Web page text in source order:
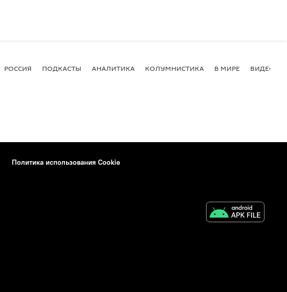
РОССИЯ ПОДКАСТЫ АНАЛИТИКА КОЛУМНИСТИКА В МИРЕ ВИДЕО
Политика использования Cookie